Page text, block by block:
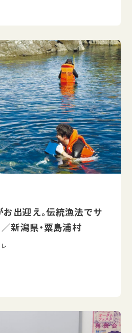
出迎え。伝統漁法でサ
新潟県・粟島浦村